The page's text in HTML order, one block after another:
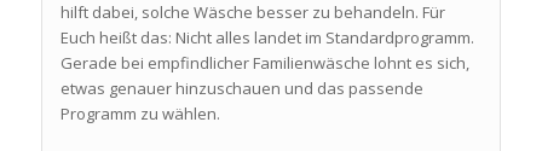
hilft dabei, solche Wäsche besser zu behandeln. Für
Euch heißt das: Nicht alles landet im Standardprogramm.
Gerade bei empfindlicher Familienwäsche lohnt es sich,
etwas genauer hinzuschauen und das passende
Programm zu wählen.